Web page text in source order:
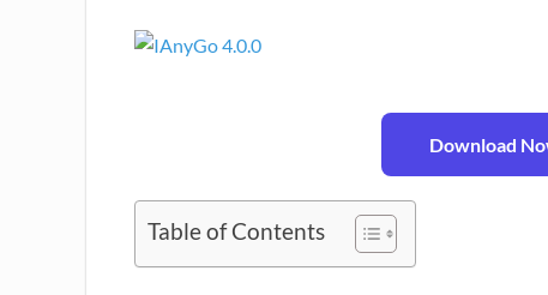
Download
Table of Contents